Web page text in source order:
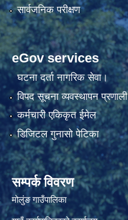
सार्वजनिक परीक्षण
eGov services
घटना दर्ता नागरिक सेवा।
विपद सूचना व्यवस्थापन प्रणाली
कर्मचारी एकिकृत ईमेल
डिजिटल गुनासो पेटिका
सम्पर्क विवरण
मोलुंङ गाउँपालिका